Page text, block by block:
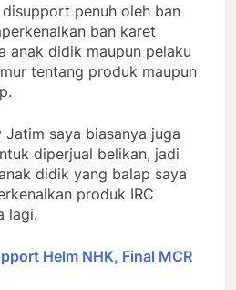
penuh oleh ban
ban karet
anak didik maupun pelaku
tentang produk maupun
Jatim saya biasanya juga
diperjual belikan, jadi
didik yang balap saya
produk IRC
lagi.
Helm NHK, Final MCR